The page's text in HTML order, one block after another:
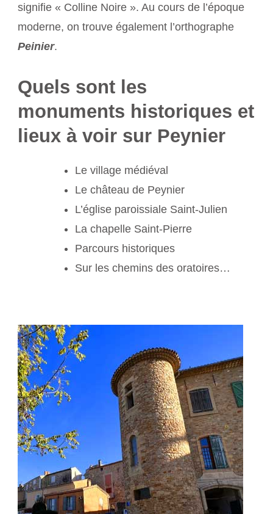
signifie « Colline Noire ». Au cours de l’époque
moderne, on trouve également l’orthographe
Peinier.
Quels sont les
monuments historiques et
lieux à voir sur Peynier
Le village médiéval
Le château de Peynier
L’église paroissiale Saint-Julien
La chapelle Saint-Pierre
Parcours historiques
Sur les chemins des oratoires…